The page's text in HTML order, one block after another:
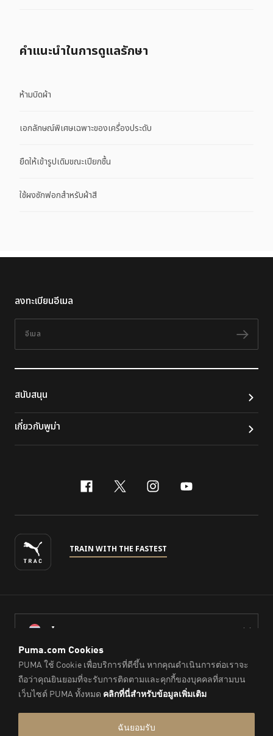
คําแนะนําในการดูแลรักษา
ห้ามบิดผ้า
เอกลักษณ์พิเศษเฉพาะของเครื่องประดับ
ยืดให้เข้ารูปเดิมขณะเปียกชื้น
ใช้ผงซักฟอกสำหรับผ้าสี
ลงทะเบียนอีเมล
ติดต
สนับสนุน
เกี่ยวกับพูม่า
facebook
x-twitter
instagram
youtube
TRAIN WITH THE FASTEST
ไทย
© PUMA Sports (Thailand) Co., Ltd.,2026. All Rights Reserved.
Company Reg. No. 0105564148338